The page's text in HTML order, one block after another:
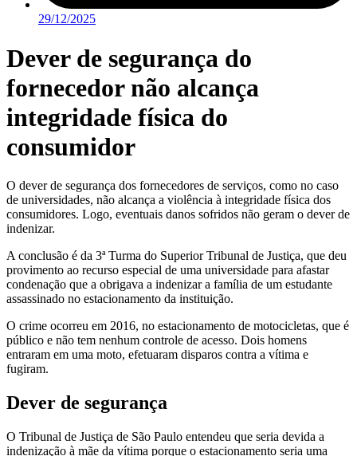
29/12/2025
Dever de segurança do
fornecedor não alcança
integridade física do
consumidor
O dever de segurança dos fornecedores de serviços, como no caso
de universidades, não alcança a violência à integridade física dos
consumidores. Logo, eventuais danos sofridos não geram o dever de
indenizar.
A conclusão é da 3ª Turma do Superior Tribunal de Justiça, que deu
provimento ao recurso especial de uma universidade para afastar
condenação que a obrigava a indenizar a família de um estudante
assassinado no estacionamento da instituição.
O crime ocorreu em 2016, no estacionamento de motocicletas, que é
público e não tem nenhum controle de acesso. Dois homens
entraram em uma moto, efetuaram disparos contra a vítima e
fugiram.
Dever de segurança
O Tribunal de Justiça de São Paulo entendeu que seria devida a
indenização à mãe da vítima porque o estacionamento seria uma